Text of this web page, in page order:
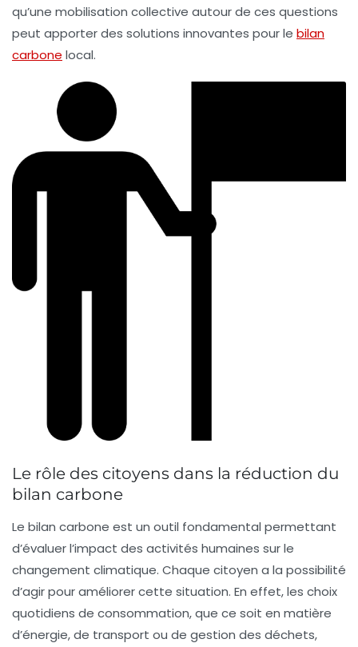
qu’une mobilisation collective autour de ces questions
peut apporter des solutions innovantes pour le bilan
carbone local.
Le rôle des citoyens dans la réduction du
bilan carbone
Le bilan carbone est un outil fondamental permettant
d’évaluer l’impact des activités humaines sur le
changement climatique. Chaque citoyen a la possibilité
d’agir pour améliorer cette situation. En effet, les choix
quotidiens de consommation, que ce soit en matière
d’énergie, de transport ou de gestion des déchets,